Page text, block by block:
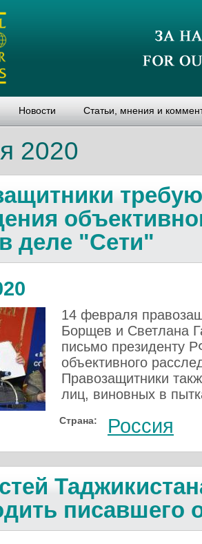
Новости Статьи, мнения и
2020
деле "Сети"
14 февраля
Борщев и Светлана
письмо президенту
объективного
Правозащитники
лиц, виновных в
Страна: Россия
писавшего